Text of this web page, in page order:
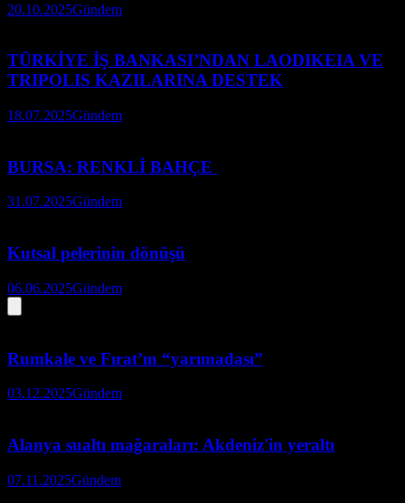
20.10.2025Gündem
TÜRKİYE İŞ BANKASI’NDAN LAODIKEIA VE
TRIPOLIS KAZILARINA DESTEK
18.07.2025Gündem
BURSA: RENKLİ BAHÇE
31.07.2025Gündem
Kutsal pelerinin dönüşü
06.06.2025Gündem
Rumkale ve Fırat’ın “yarımadası”
03.12.2025Gündem
Alanya sualtı mağaraları: Akdeniz'in yeraltı
07.11.2025Gündem